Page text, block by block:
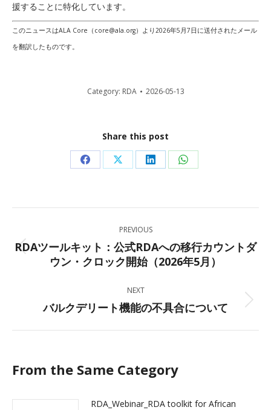
援することに特化しています。
このニュースはALA Core（ core@ala.org）より2026年5月7日に送付されたメール
を翻訳したものです。
Category: RDA 2026-05-13
Share this post
Share
Facebook
Share
X
Share
LinkedIn
Share
WhatsApp
navigation
PREVIOUS
Previous
post:
RDAツールキット：公式RDAへの移行カウントダ
ウン・クロック開始（2026年5月）
NEXT
Next
バルクデリート機能の不具合について
From the Same Category
RDA_Webinar_RDA toolkit for African